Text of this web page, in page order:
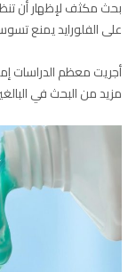
بحث مكثف لإظهار أن
على الفلورايد يمنع
أجريت معظم الدراسات
مزيد من البحث في